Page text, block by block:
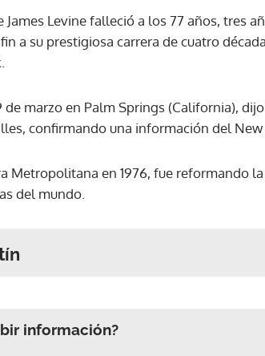
Levine falleció a los 77 años, tres
a su prestigiosa carrera de cuatro
marzo en Palm Springs (California),
confirmando una información del New
Metropolitana en 1976, fue reformando
del mundo.
información?